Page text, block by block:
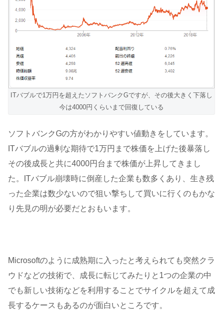
ITバブルで1万円を超えたソフトバンクGですが、その後大きく下落し
今は4000円くらいまで回復している
ソフトバンクGの方がわかりやすい値動きをしています。
ITバブルの過剰な期待で1万円まで株価を上げた後暴落し
その後成長と共に4000円台まで株価が上昇してきまし
た。ITバブル崩壊時に倒産した企業も数多くあり、生き残
った企業は数少ないので狙い撃ちして買いに行くのもかな
り先見の明が必要だとおもいます。
Microsoftのように成熟期に入ったと考えられても突然クラ
ウドなどの技術で、成長に転じてみたりと1つの企業の中
でも新しい技術などを利用することでサイクルを超えて成
長するケースもあるのが面白いところです。